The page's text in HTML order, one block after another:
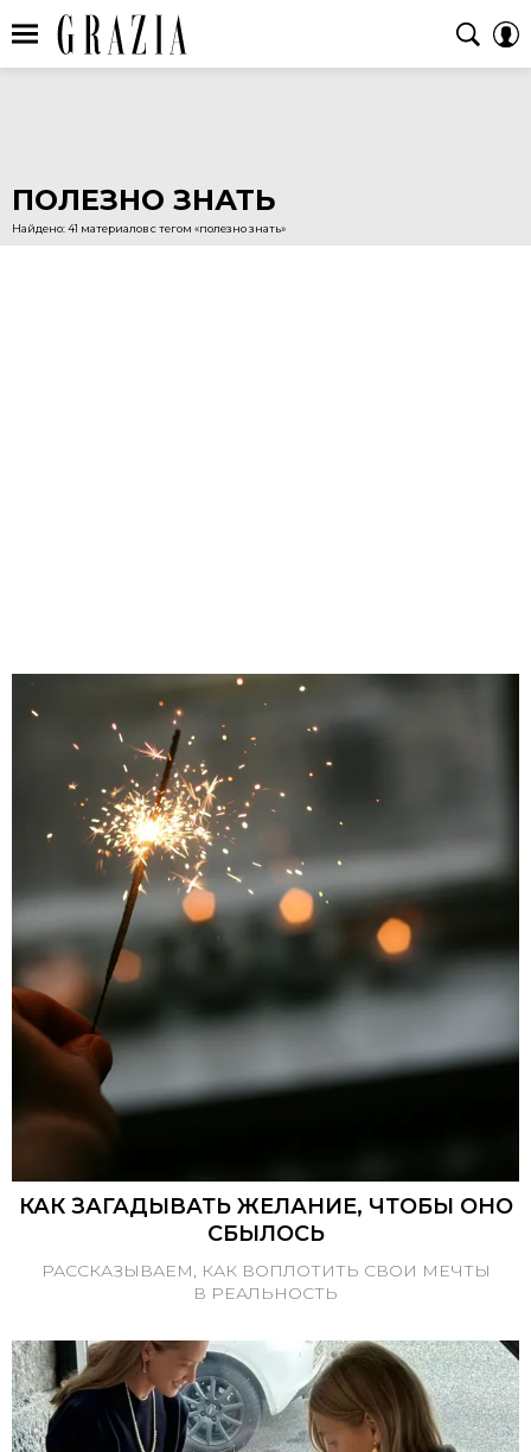
ПОЛЕЗНО ЗНАТЬ
Найдено: 41 материалов с тегом «полезно знать»
КАК ЗАГАДЫВАТЬ ЖЕЛАНИЕ, ЧТОБЫ ОНО
СБЫЛОСЬ
РАССКАЗЫВАЕМ, КАК ВОПЛОТИТЬ СВОИ МЕЧТЫ
В РЕАЛЬНОСТЬ